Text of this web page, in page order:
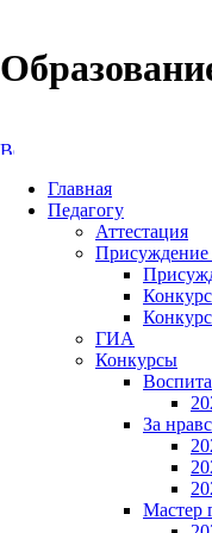
Главная
Педагогу
Аттестация
ГИА
Конкурсы
За
Мастер